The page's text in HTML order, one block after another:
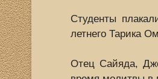
Студенты
летнего Тарика
Отец Сайяда,